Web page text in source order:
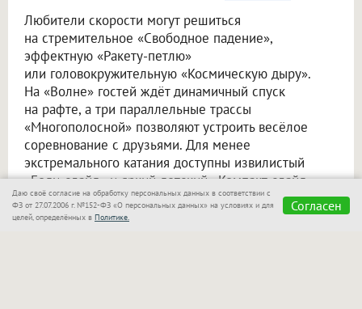
Любители скорости могут решиться
на стремительное «Свободное падение»,
эффектную «Ракету-петлю»
или головокружительную «Космическую дыру».
На «Волне» гостей ждёт динамичный спуск
на рафте, а три параллельные трассы
«Многополосной» позволяют устроить весёлое
соревнование с друзьями. Для менее
экстремального катания доступны извилистый
«Боди-слайд» и яркий детский «Компакт-слайд».
Тем, кто любит плавать в спокойном ритме,
доступны три бассейна. В детском вода прогрета
Даю своё согласие на обработку персональных данных в соответствии с
ФЗ от 27.07.2006 г. №152-ФЗ «О персональных данных» на условиях и для
целей, определённых в Политике.
Согласен